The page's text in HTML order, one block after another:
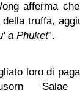
afferma
truffa,
a Phuket”.
loro di
Salae